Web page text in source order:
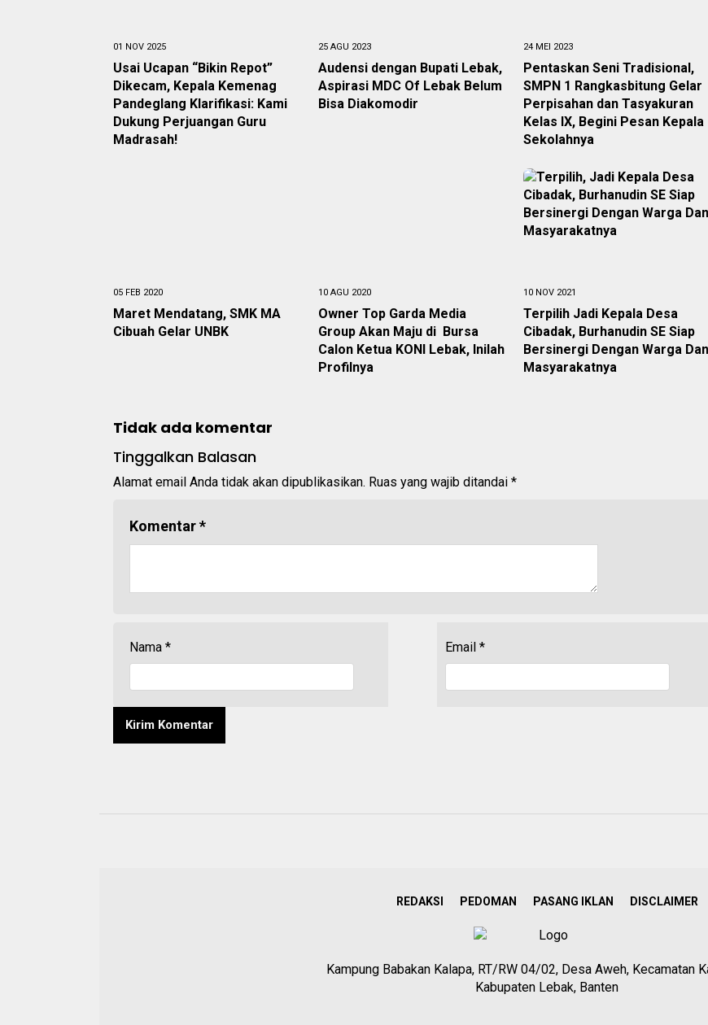
01 NOV 2025
Usai Ucapan “Bikin Repot”
Dikecam, Kepala Kemenag
Pandeglang Klarifikasi: Kami
Dukung Perjuangan Guru
Madrasah!
25 AGU 2023
Audensi dengan Bupati Lebak,
Aspirasi MDC Of Lebak Belum
Bisa Diakomodir
24 MEI 2023
Pentaskan Seni Tradisional,
SMPN 1 Rangkasbitung Gelar
Perpisahan dan Tasyakuran
Kelas IX, Begini Pesan Kepala
Sekolahnya
05 FEB 2020
Maret Mendatang, SMK MA
Cibuah Gelar UNBK
10 AGU 2020
Owner Top Garda Media
Group Akan Maju di Bursa
Calon Ketua KONI Lebak, Inilah
Profilnya
10 NOV 2021
Terpilih Jadi Kepala Desa
Cibadak, Burhanudin SE Siap
Bersinergi Dengan Warga Dan
Masyarakatnya
Tidak ada komentar
Tinggalkan Balasan
Alamat email Anda tidak akan dipublikasikan. Ruas yang wajib ditandai *
Komentar*
Nama * Email *
REDAKSI PEDOMAN PASANG IKLAN DISCLAIMER
Kampung Babakan Kalapa, RT/RW 04/02, Desa Aweh, Kecamatan
Kabupaten Lebak, Banten